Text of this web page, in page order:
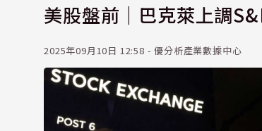
美股盤前｜巴克萊上調
2025年09月10日 12:58 - 優分析產業數據中心